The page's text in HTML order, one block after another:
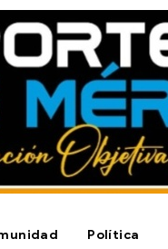
Política